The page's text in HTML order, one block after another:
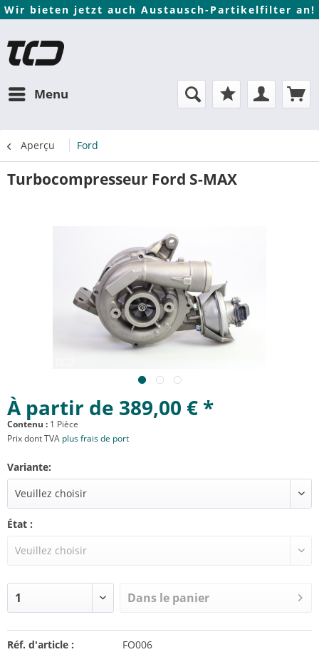
Wir bieten jetzt auch Austausch-Partikelfilter an!
Menu
Aperçu Ford
Turbocompresseur Ford S-MAX
À partir de 389,00 € *
Contenu : 1 Pièce
Prix dont TVA plus frais de port
Variante:
État :
Dans le panier
Réf. d'article :
FO006